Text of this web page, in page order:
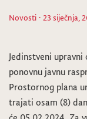
Novosti · 23 siječnja,
Jedinstveni
ponovnu javnu
Prostornog plana
trajati osam (8)